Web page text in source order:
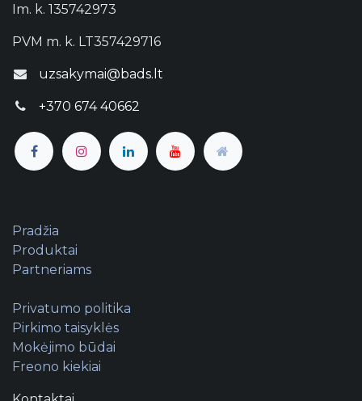
Im. k. 135742973
PVM m. k. LT357429716
uzsakymai@bads.lt
+370 674 40662
Pradžia
Produktai
Partneriams
Privatumo politika
Pirkimo taisyklės
Mokėjimo būdai
Freono kiekiai